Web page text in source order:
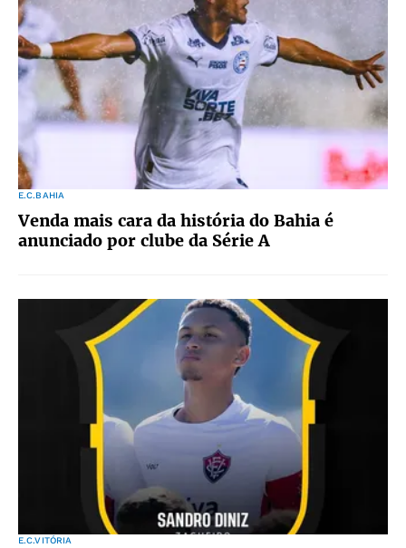
E.C.BAHIA
Venda mais cara da história do Bahia é
anunciado por clube da Série A
E.C.VITÓRIA